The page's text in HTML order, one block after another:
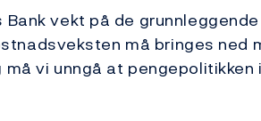
vekt på de
må bringes ned
vi unngå at